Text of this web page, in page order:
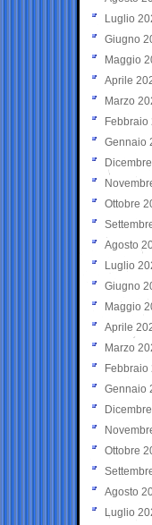
Luglio
Giugno
Maggio
Aprile
Marzo
Febbraio
Gennaio
Ottobre
Agosto
Luglio
Giugno
Maggio
Aprile
Marzo
Febbraio
Gennaio
Ottobre
Agosto
Luglio